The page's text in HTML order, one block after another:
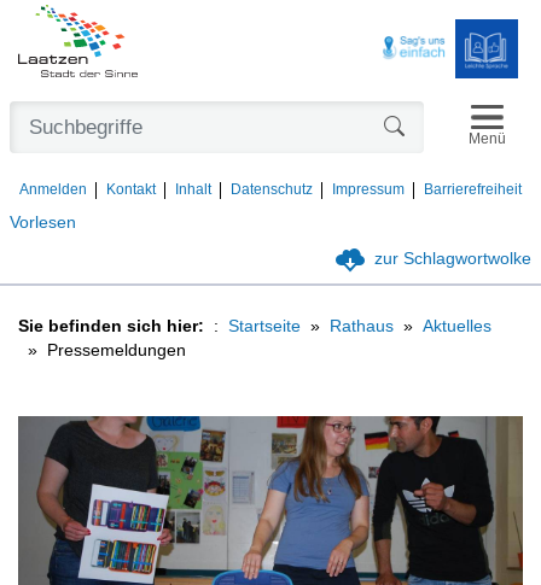
Vorlesen
Anmelden Kontakt Inhalt Datenschutz Impressum Barrierefreiheit
Menü
zur Schlagwortwolke
Sie befinden sich hier: Startseite Rathaus
Aktuelles
Pressemeldungen